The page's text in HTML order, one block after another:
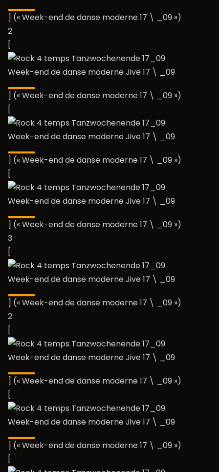
] (« Week-end de danse moderne 17 \ _09 »)
2
[
Week-end de danse moderne Jive 17 \ _09
] (« Week-end de danse moderne 17 \ _09 »)
[
Week-end de danse moderne Jive 17 \ _09
] (« Week-end de danse moderne 17 \ _09 »)
[
Week-end de danse moderne Jive 17 \ _09
] (« Week-end de danse moderne 17 \ _09 »)
3
[
Week-end de danse moderne Jive 17 \ _09
] (« Week-end de danse moderne 17 \ _09 »)
2
[
Week-end de danse moderne Jive 17 \ _09
] (« Week-end de danse moderne 17 \ _09 »)
[
Week-end de danse moderne Jive 17 \ _09
] (« Week-end de danse moderne 17 \ _09 »)
[